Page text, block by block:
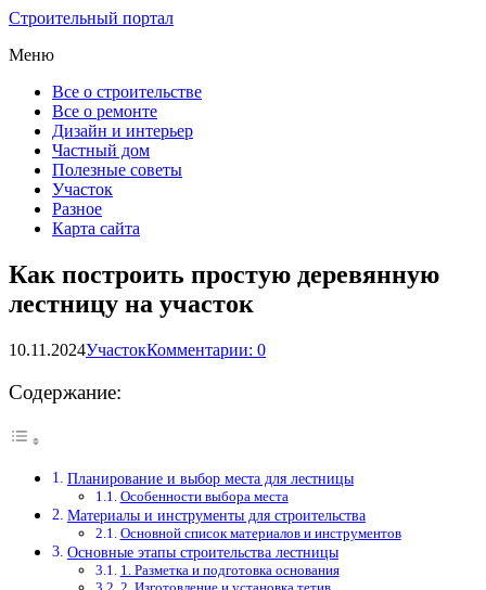
Строительный портал
Меню
Все о строительстве
Все о ремонте
Дизайн и интерьер
Частный дом
Полезные советы
Участок
Разное
Карта сайта
Как построить простую деревянную
лестницу на участок
10.11.2024УчастокКомментарии: 0
Содержание:
Планирование и выбор места для лестницы
Особенности выбора места
Материалы и инструменты для строительства
Основной список материалов и инструментов
Основные этапы строительства лестницы
1. Разметка и подготовка основания